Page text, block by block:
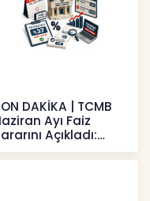
DAKİKA | TCMB
Ayı Faiz
Açıkladı:
Faizi Yüzde